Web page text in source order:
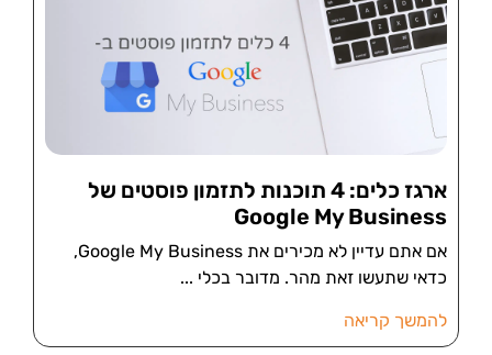
ארגז כלים: 4 תוכנות לתזמון פוסטים של
Google My Business
אם אתם עדיין לא מכירים את Google My Business,
כדאי שתעשו זאת מהר. מדובר בכלי
להמשך קריאה